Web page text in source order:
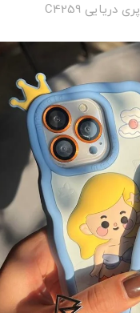
پری دریایی C4259